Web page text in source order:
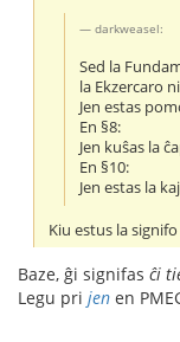
darkweasel:
Sed la
la Ekzercaro
Jen estas
En §8:
Jen kuŝas la
En §10:
Jen estas la
Kiu estus la
Baze, ĝi signifas ĉi
Legu pri jen en